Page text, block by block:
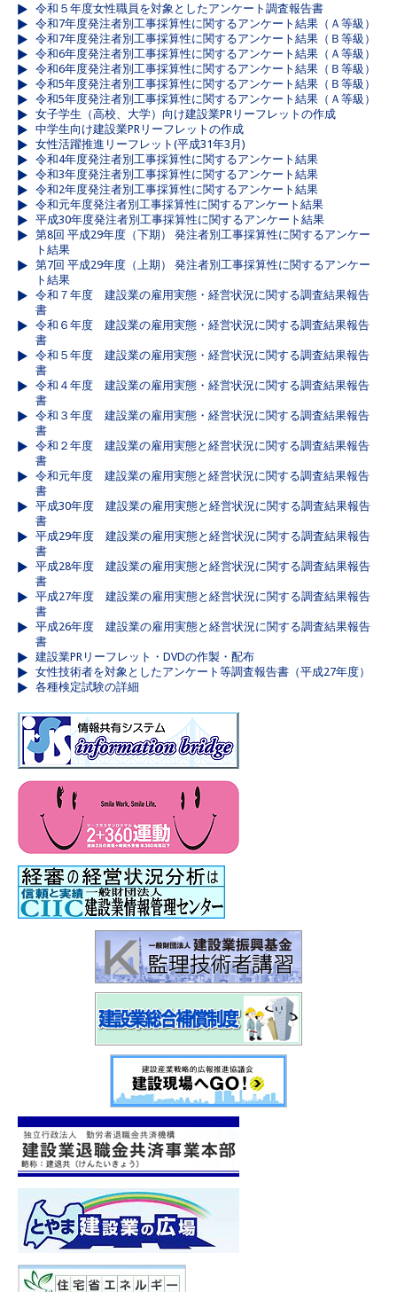
令和５年度女性職員を対象としたアンケート調査報告書
令和7年度発注者別工事採算性に関するアンケート結果（Ａ等級）
令和7年度発注者別工事採算性に関するアンケート結果（Ｂ等級）
令和6年度発注者別工事採算性に関するアンケート結果（Ａ等級）
令和6年度発注者別工事採算性に関するアンケート結果（Ｂ等級）
令和5年度発注者別工事採算性に関するアンケート結果（Ｂ等級）
令和5年度発注者別工事採算性に関するアンケート結果（Ａ等級）
女子学生（高校、大学）向け建設業PRリーフレットの作成
中学生向け建設業PRリーフレットの作成
女性活躍推進リーフレット(平成31年3月)
令和4年度発注者別工事採算性に関するアンケート結果
令和3年度発注者別工事採算性に関するアンケート結果
令和2年度発注者別工事採算性に関するアンケート結果
令和元年度発注者別工事採算性に関するアンケート結果
平成30年度発注者別工事採算性に関するアンケート結果
第8回 平成29年度（下期） 発注者別工事採算性に関するアンケー
ト結果
第7回 平成29年度（上期） 発注者別工事採算性に関するアンケー
ト結果
令和７年度 建設業の雇用実態・経営状況に関する調査結果報告
書
令和６年度 建設業の雇用実態・経営状況に関する調査結果報告
書
令和５年度 建設業の雇用実態・経営状況に関する調査結果報告
書
令和４年度 建設業の雇用実態・経営状況に関する調査結果報告
書
令和３年度 建設業の雇用実態・経営状況に関する調査結果報告
書
令和２年度 建設業の雇用実態と経営状況に関する調査結果報告
書
令和元年度 建設業の雇用実態と経営状況に関する調査結果報告
書
平成30年度 建設業の雇用実態と経営状況に関する調査結果報告
書
平成29年度 建設業の雇用実態と経営状況に関する調査結果報告
書
平成28年度 建設業の雇用実態と経営状況に関する調査結果報告
書
平成27年度 建設業の雇用実態と経営状況に関する調査結果報告
書
平成26年度 建設業の雇用実態と経営状況に関する調査結果報告
書
建設業PRリーフレット・DVDの作製・配布
女性技術者を対象としたアンケート等調査報告書（平成27年度）
各種検定試験の詳細